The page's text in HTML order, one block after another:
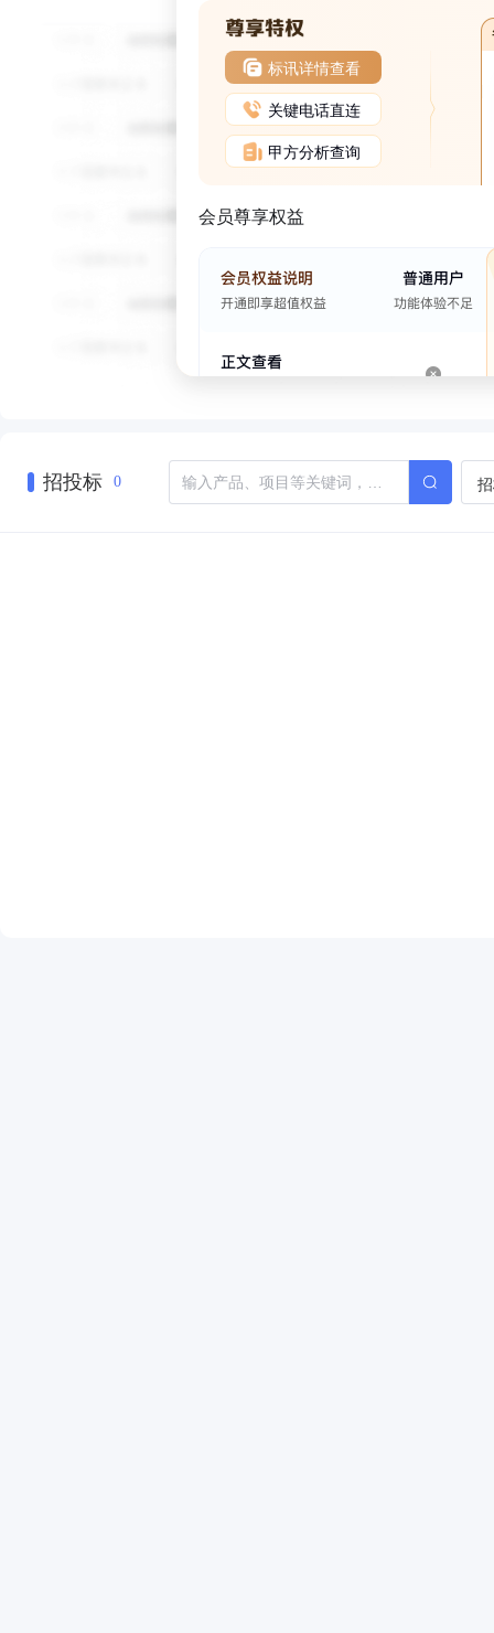
标讯详情查看
关键电话直连
甲方分析查询
会员尊享权益
招投标 0